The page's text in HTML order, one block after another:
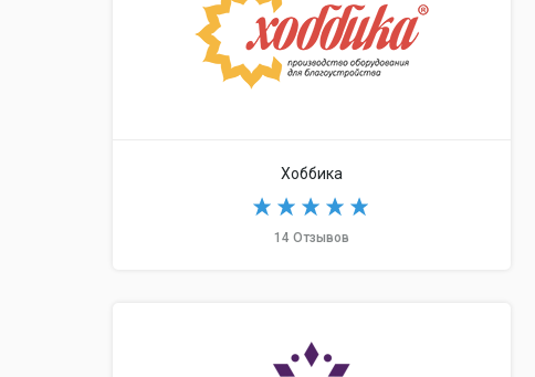
Хоббика
14 Отзывов